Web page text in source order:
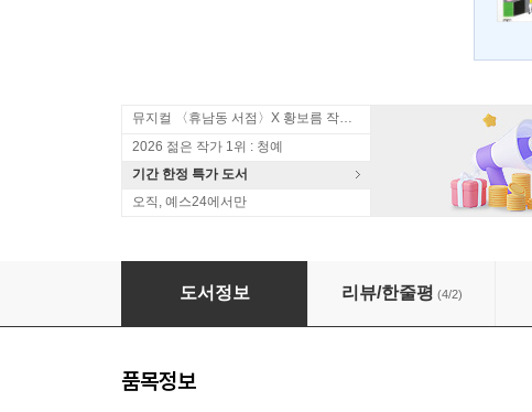
뮤지컬 〈휴남동 서점〉X 황보름 작가 북토크
2026 젊은 작가 1위 : 청예
기간 한정 특가 도서
오직, 예스24에서만
도서정보 리뷰/한줄평 (4/2)
품목정보